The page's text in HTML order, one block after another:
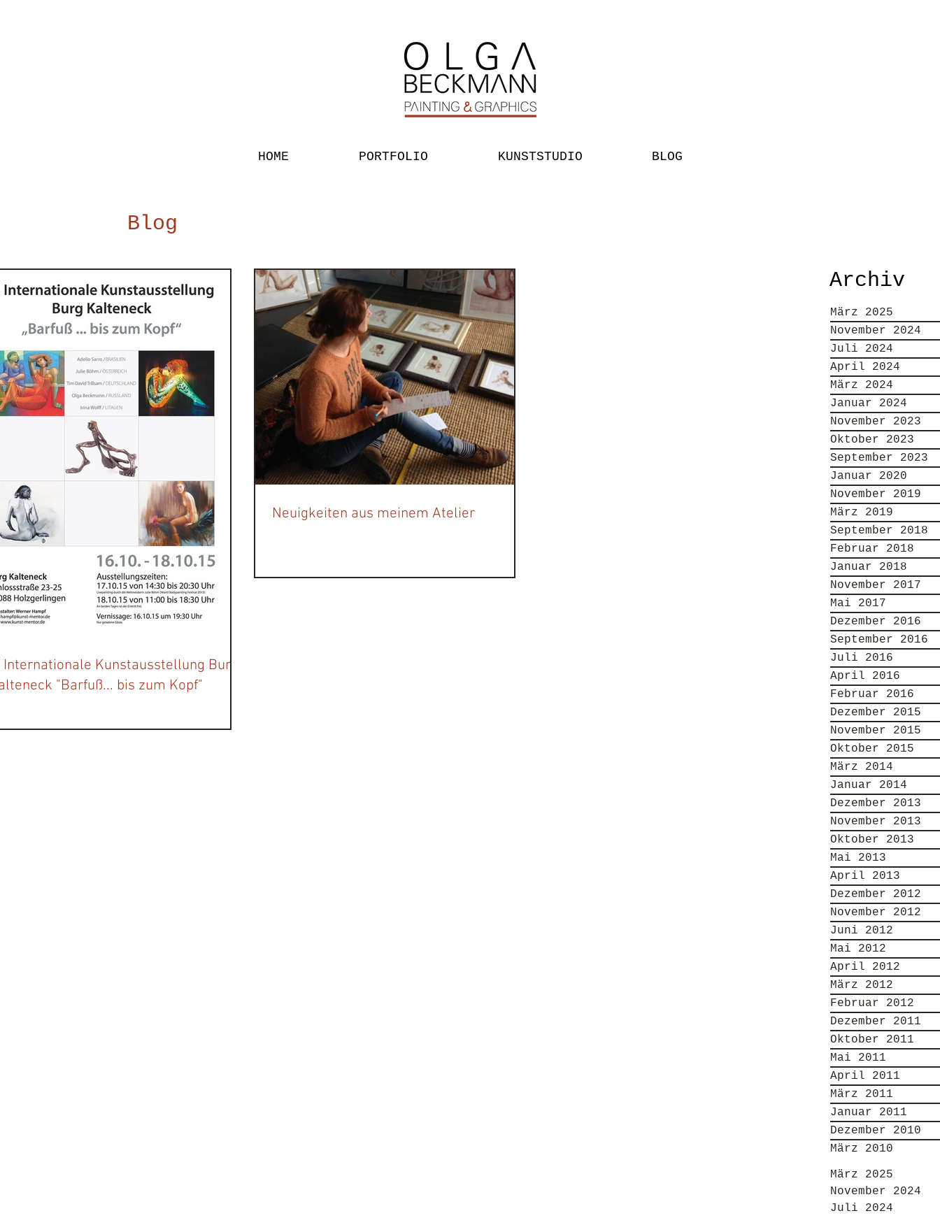
HOME PORTFOLIO KUNSTSTUDIO BLOG
Blog
Internationale Kunstausstellung Burg
"Barfuß... bis zum Kopf"
Neuigkeiten aus meinem Atelier
Archiv
März 2025
November 2024
Juli 2024
April 2024
März 2024
Januar 2024
November 2023
Oktober 2023
September 2023
Januar 2020
November 2019
März 2019
September 2018
Februar 2018
Januar 2018
November 2017
Mai 2017
Dezember 2016
September 2016
Juli 2016
April 2016
Februar 2016
Dezember 2015
November 2015
Oktober 2015
März 2014
Januar 2014
Dezember 2013
November 2013
Oktober 2013
Mai 2013
April 2013
Dezember 2012
November 2012
Juni 2012
Mai 2012
April 2012
März 2012
Februar 2012
Dezember 2011
Oktober 2011
Mai 2011
April 2011
März 2011
Januar 2011
Dezember 2010
März 2010
März 2025
November 2024
Juli 2024